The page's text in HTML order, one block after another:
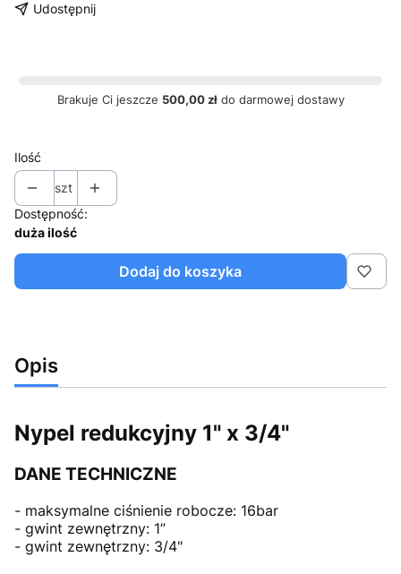
Udostępnij
Brakuje Ci jeszcze 500,00 złdo darmowej dostawy
Ilość
szt
Dostępność:
duża ilość
Dodaj do koszyka
Opis
Nypel redukcyjny 1" x 3/4"
DANE TECHNICZNE
- maksymalne ciśnienie robocze: 16bar
- gwint zewnętrzny: 1”
- gwint zewnętrzny: 3/4"